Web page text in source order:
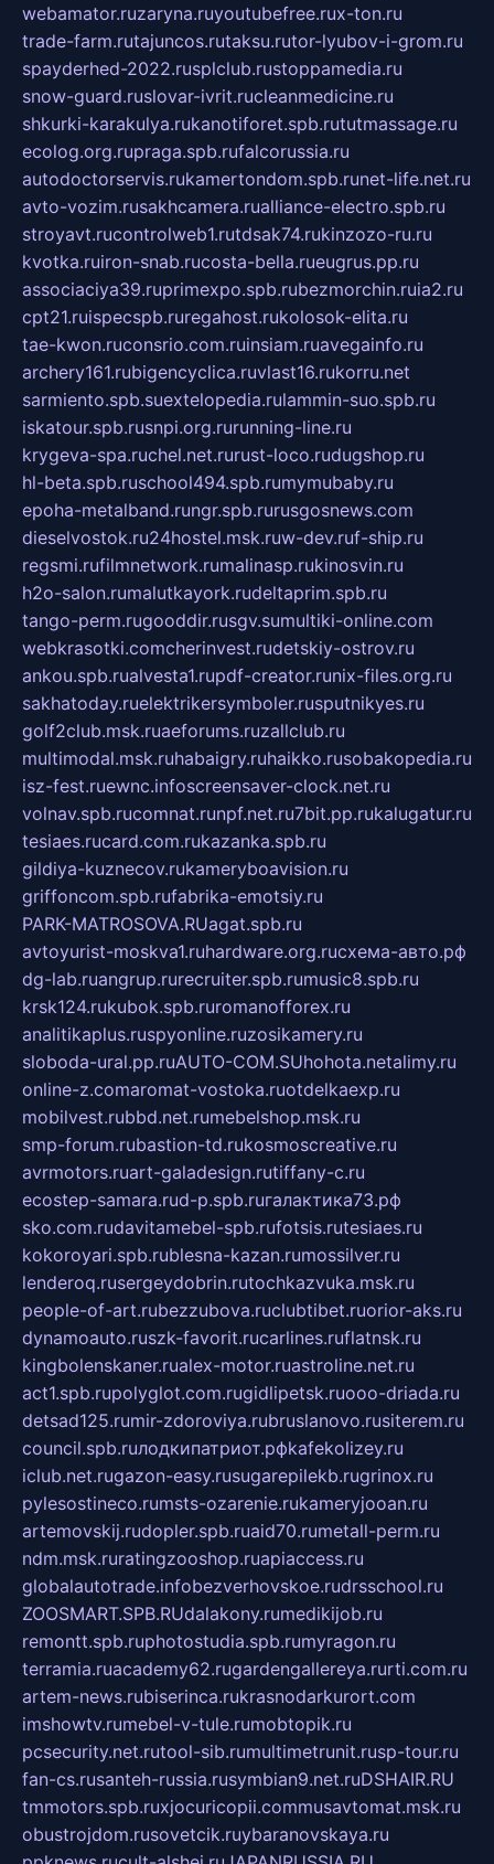
webamator.ruzaryna.ruyoutubefree.rux-ton.ru
trade-farm.rutajuncos.rutaksu.rutor-lyubov-i-grom.ru
spayderhed-2022.rusplclub.rustoppamedia.ru
snow-guard.ruslovar-ivrit.rucleanmedicine.ru
shkurki-karakulya.rukanotiforet.spb.rututmassage.ru
ecolog.org.rupraga.spb.rufalcorussia.ru
autodoctorservis.rukamertondom.spb.runet-life.net.ru
avto-vozim.rusakhcamera.rualliance-electro.spb.ru
stroyavt.rucontrolweb1.rutdsak74.rukinzozo-ru.ru
kvotka.ruiron-snab.rucosta-bella.rueugrus.pp.ru
associaciya39.ruprimexpo.spb.rubezmorchin.ruia2.ru
cpt21.ruispecspb.ruregahost.rukolosok-elita.ru
tae-kwon.ruconsrio.com.ruinsiam.ruavegainfo.ru
archery161.rubigencyclica.ruvlast16.rukorru.net
sarmiento.spb.suextelopedia.rulammin-suo.spb.ru
iskatour.spb.rusnpi.org.rurunning-line.ru
krygeva-spa.ruchel.net.rurust-loco.rudugshop.ru
hl-beta.spb.ruschool494.spb.rumymubaby.ru
epoha-metalband.rungr.spb.rurusgosnews.com
dieselvostok.ru24hostel.msk.ruw-dev.ruf-ship.ru
regsmi.rufilmnetwork.rumalinasp.rukinosvin.ru
h2o-salon.rumalutkayork.rudeltaprim.spb.ru
tango-perm.rugooddir.rusgv.sumultiki-online.com
webkrasotki.comcherinvest.rudetskiy-ostrov.ru
ankou.spb.rualvesta1.rupdf-creator.runix-files.org.ru
sakhatoday.ruelektrikersymboler.rusputnikyes.ru
golf2club.msk.ruaeforums.ruzallclub.ru
multimodal.msk.ruhabaigry.ruhaikko.rusobakopedia.ru
isz-fest.ruewnc.infoscreensaver-clock.net.ru
volnav.spb.rucomnat.runpf.net.ru7bit.pp.rukalugatur.ru
tesiaes.rucard.com.rukazanka.spb.ru
gildiya-kuznecov.rukameryboavision.ru
griffoncom.spb.rufabrika-emotsiy.ru
PARK-MATROSOVA.RUagat.spb.ru
avtoyurist-moskva1.ruhardware.org.ruсхема-авто.рф
dg-lab.ruangrup.rurecruiter.spb.rumusic8.spb.ru
krsk124.rukubok.spb.ruromanofforex.ru
analitikaplus.ruspyonline.ruzosikamery.ru
sloboda-ural.pp.ruAUTO-COM.SUhohota.netalimy.ru
online-z.comaromat-vostoka.ruotdelkaexp.ru
mobilvest.rubbd.net.rumebelshop.msk.ru
smp-forum.rubastion-td.rukosmoscreative.ru
avrmotors.ruart-galadesign.rutiffany-c.ru
ecostep-samara.rud-p.spb.ruгалактика73.рф
sko.com.rudavitamebel-spb.rufotsis.rutesiaes.ru
kokoroyari.spb.rublesna-kazan.rumossilver.ru
lenderoq.rusergeydobrin.rutochkazvuka.msk.ru
people-of-art.rubezzubova.ruclubtibet.ruorior-aks.ru
dynamoauto.ruszk-favorit.rucarlines.ruflatnsk.ru
kingbolenskaner.rualex-motor.ruastroline.net.ru
act1.spb.rupolyglot.com.rugidlipetsk.ruooo-driada.ru
detsad125.rumir-zdoroviya.rubruslanovo.rusiterem.ru
council.spb.ruлодкипатриот.рфkafekolizey.ru
iclub.net.rugazon-easy.rusugarepilekb.rugrinox.ru
pylesostineco.rumsts-ozarenie.rukameryjooan.ru
artemovskij.rudopler.spb.ruaid70.rumetall-perm.ru
ndm.msk.ruratingzooshop.ruapiaccess.ru
globalautotrade.infobezverhovskoe.rudrsschool.ru
ZOOSMART.SPB.RUdalakony.rumedikijob.ru
remontt.spb.ruphotostudia.spb.rumyragon.ru
terramia.ruacademy62.rugardengallereya.rurti.com.ru
artem-news.rubiserinca.rukrasnodarkurort.com
imshowtv.rumebel-v-tule.rumobtopik.ru
pcsecurity.net.rutool-sib.rumultimetrunit.rusp-tour.ru
fan-cs.rusanteh-russia.rusymbian9.net.ruDSHAIR.RU
tmmotors.spb.ruxjocuricopii.commusavtomat.msk.ru
obustrojdom.rusovetcik.ruybaranovskaya.ru